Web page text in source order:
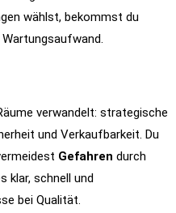
wählst, bekommst du
verwandelt: strategische
und Verkaufbarkeit. Du
Gefahren durch
klar, schnell und
bei Qualität.